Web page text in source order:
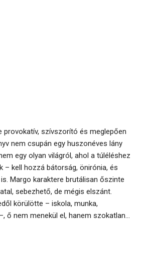
provokatív, szívszorító és meglepően
nem csupán egy huszonéves lány
egy olyan világról, ahol a túléléshez
– kell hozzá bátorság, önirónia, és
Margo karaktere brutálisan őszinte
sebezhető, de mégis elszánt.
körülötte – iskola, munka,
ő nem menekül el, hanem szokatlan...